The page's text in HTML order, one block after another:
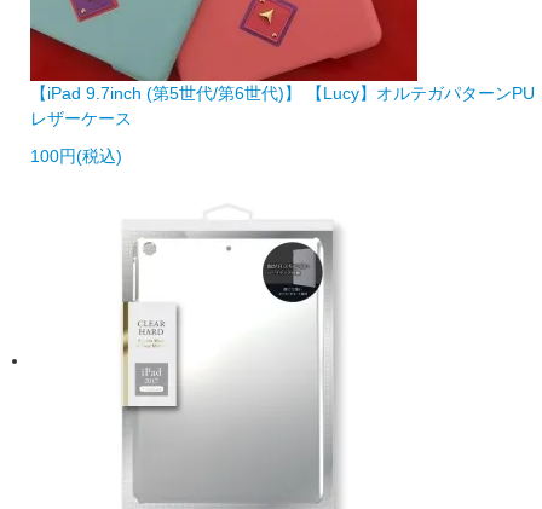
【iPad 9.7inch (第5世代/第6世代)】 【Lucy】オルテガパターンPU
レザーケース
100円(税込)